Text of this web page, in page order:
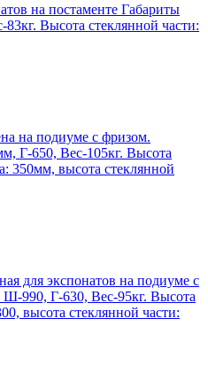
на постаменте Габариты
Высота стеклянной части:
на подиуме с фризом.
Г-650, Вес-105кг. Высота
350мм, высота стеклянной
для экспонатов на подиуме с
990, Г-630, Вес-95кг. Высота
высота стеклянной части: